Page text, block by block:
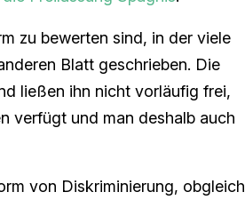
zu bewerten sind, in der viele
Blatt geschrieben. Die
ließen ihn nicht vorläufig frei,
verfügt und man deshalb auch
von Diskriminierung, obgleich